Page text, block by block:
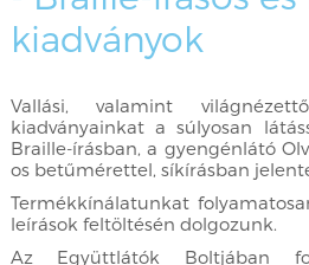
kiadványok
Vallási, valamint
kiadványainkat a súlyosan
Braille-írásban, a gyengénlátó
os betűmérettel, síkírásban
Termékkínálatunkat
leírások feltöltésén dolgozunk.
Az Együttlátók Boltjában